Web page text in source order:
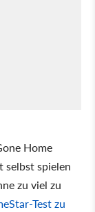
Home
spielen
zu viel zu
Test zu